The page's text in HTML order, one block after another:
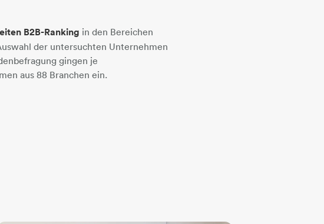
B2B-Ranking in den Bereichen
der untersuchten Unternehmen
gingen je
aus 88 Branchen ein.